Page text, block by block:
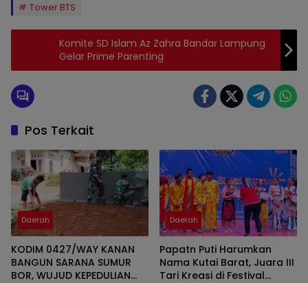
Tower BTS
Komite SD Islam Az Zahra Bandar Lampung
Gelar Prime Parenting
Pos Terkait
Daerah
KODIM 0427/WAY KANAN
BANGUN SARANA SUMUR
BOR, WUJUD KEPEDULIAN
Daerah
Papatn Puti Harumkan
Nama Kutai Barat, Juara III
Tari Kreasi di Festival